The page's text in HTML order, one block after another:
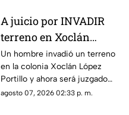
A juicio por INVADIR
terreno en Xoclán
López Portillo; esto es
lo que se sabe
Un hombre invadió un terreno
en la colonia Xoclán López
Portillo y ahora será juzgado
por las autorides por el delito
agosto 07, 2026 02:33 p. m.